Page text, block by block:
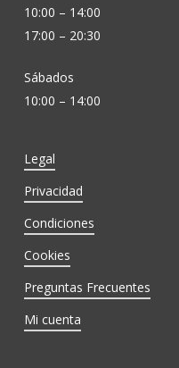
10:00 – 14:00
17:00 – 20:30
Sábados
10:00 – 14:00
Legal
Privacidad
Condiciones
Cookies
Preguntas Frecuentes
Mi cuenta